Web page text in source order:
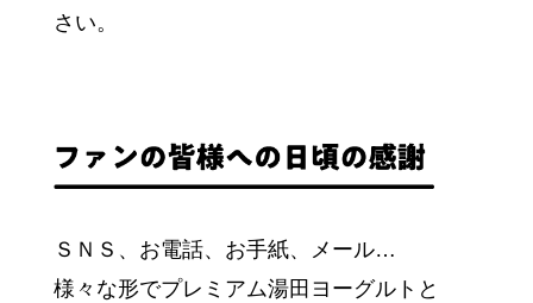
さい。
ＳＮＳ、お電話、お手紙、メール…
様々な形でプレミアム湯田ヨーグルトと